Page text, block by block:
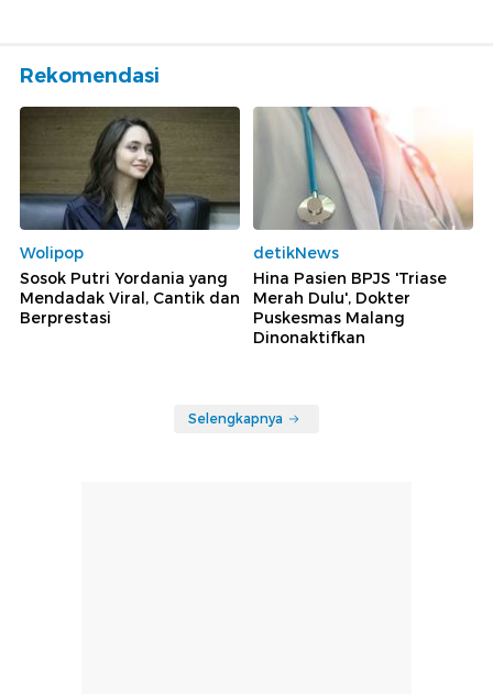
Rekomendasi
Wolipop
Sosok Putri Yordania yang
Mendadak Viral, Cantik dan
Berprestasi
detikNews
Hina Pasien BPJS 'Triase
Merah Dulu', Dokter
Puskesmas Malang
Dinonaktifkan
Selengkapnya